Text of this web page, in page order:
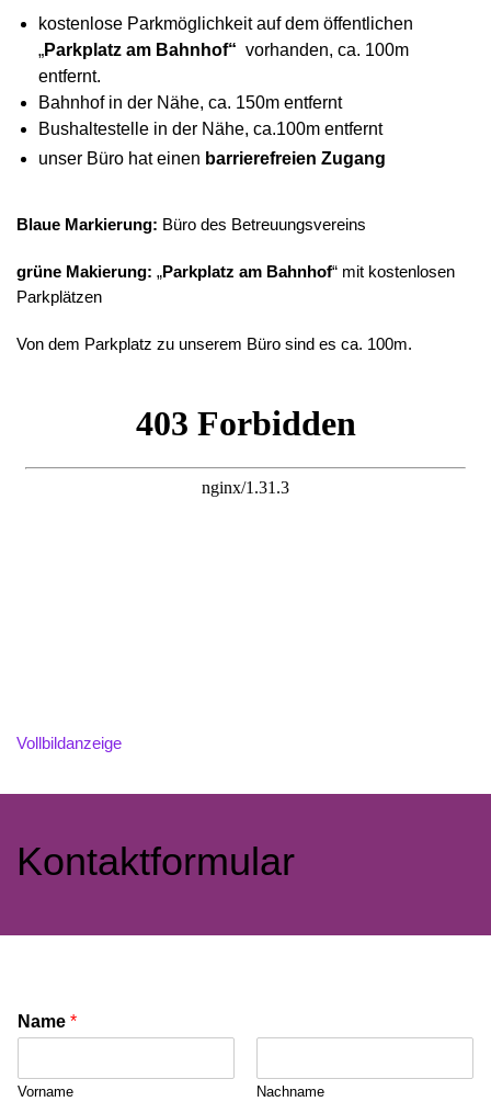
kostenlose Parkmöglichkeit auf dem öffentlichen
„Parkplatz am Bahnhof“ vorhanden, ca. 100m
entfernt.
Bahnhof in der Nähe, ca. 150m entfernt
Bushaltestelle in der Nähe, ca.100m entfernt
unser Büro hat einen barrierefreien Zugang
Blaue Markierung: Büro des Betreuungsvereins
grüne Makierung: „Parkplatz am Bahnhof“ mit kostenlosen
Parkplätzen
Von dem Parkplatz zu unserem Büro sind es ca. 100m.
Vollbildanzeige
Kontaktformular
Name *
Vorname Nachname